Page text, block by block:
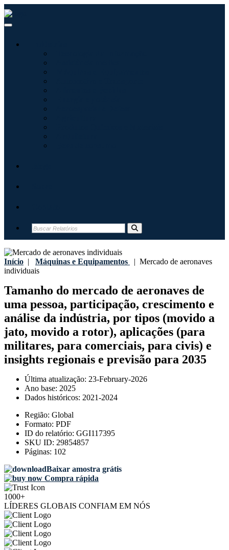
Início | Máquinas e Equipamentos | Mercado de aeronaves
individuais
Tamanho do mercado de aeronaves de
uma pessoa, participação, crescimento e
análise da indústria, por tipos (movido a
jato, movido a rotor), aplicações (para
militares, para comerciais, para civis) e
insights regionais e previsão para 2035
Última atualização: 23-February-2026
Ano base: 2025
Dados históricos: 2021-2024
Região: Global
Formato: PDF
ID do relatório: GGI117395
SKU ID: 29854857
Páginas: 102
Baixar amostra grátis
Compra rápida
1000+
LÍDERES GLOBAIS CONFIAM EM NÓS